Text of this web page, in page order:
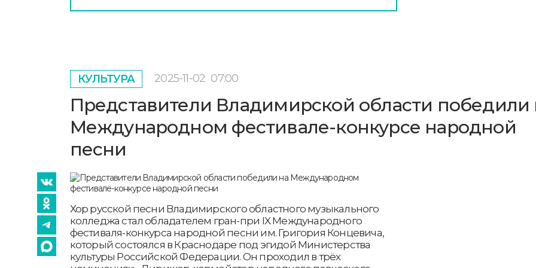
КУЛЬТУРА 2025-11-02 07:00
Представители Владимирской области победили
Международном фестивале-конкурсе народной
песни
Хор русской песни Владимирского областного музыкального
колледжа стал обладателем гран-при IX Международного
фестиваля-конкурса народной песни им. Григория Концевича,
который состоялся в Краснодаре под эгидой Министерства
культуры Российской Федерации. Он проходил в трёх